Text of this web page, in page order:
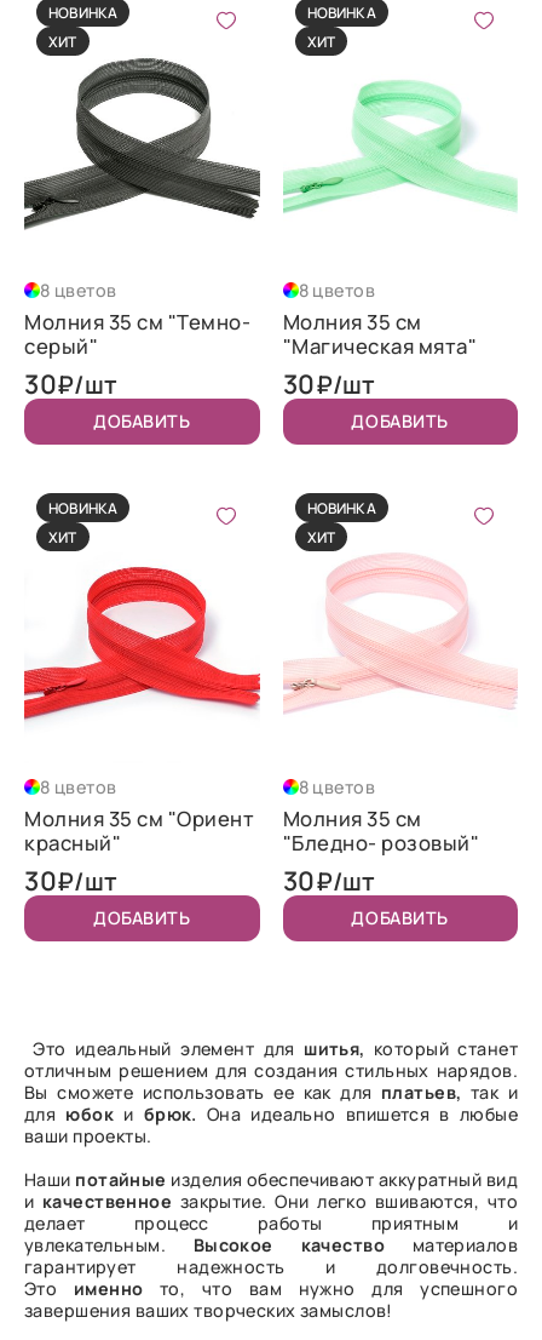
НОВИНКА
ХИТ
8 цветов
Молния 35 см "Темно-
серый"
30₽/шт
ДОБАВИТЬ
НОВИНКА
ХИТ
8 цветов
Молния 35 см
"Магическая мята"
30₽/шт
ДОБАВИТЬ
НОВИНКА
ХИТ
8 цветов
Молния 35 см "Ориент
красный"
30₽/шт
ДОБАВИТЬ
НОВИНКА
ХИТ
8 цветов
Молния 35 см
"Бледно- розовый"
30₽/шт
ДОБАВИТЬ
Это идеальный элемент для шитья, который станет
отличным решением для создания стильных нарядов.
Вы сможете использовать ее как для платьев, так и
для юбок и брюк. Она идеально впишется в любые
ваши проекты.
Наши потайные изделия обеспечивают аккуратный вид
и качественное закрытие. Они легко вшиваются, что
делает процесс работы приятным и
увлекательным. Высокое качествоматериалов
гарантирует надежность и долговечность.
Это именно то, что вам нужно для успешного
завершения ваших творческих замыслов!